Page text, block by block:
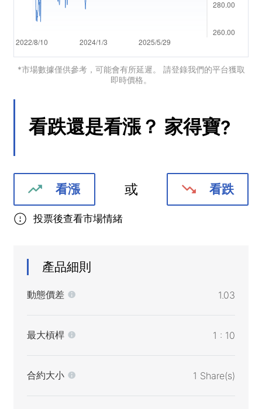
*市場數據僅供參考，可能會有所延遲。 請登錄我們的平台獲取
即時價格。
看跌還是看漲？家得寶?
看漲 或 看跌
投票後查看市場情緒
產品細則
動態價差 1.03
最大槓桿 1 : 10
合約大小 1 Share(s)